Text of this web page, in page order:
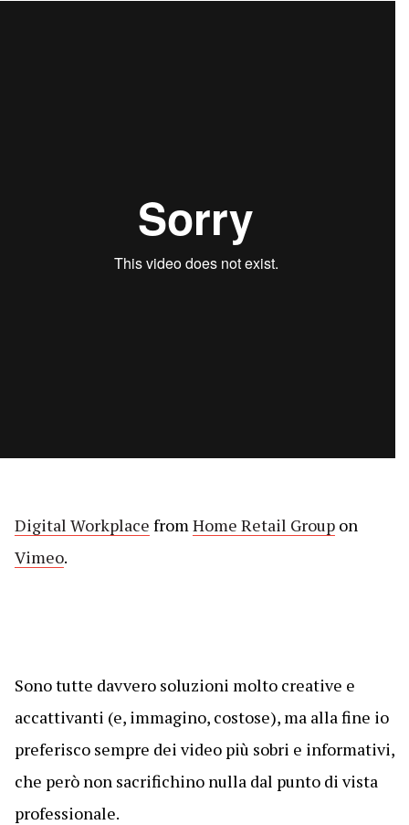
Digital Workplace fromHome Retail Groupon
Vimeo.
Sono tutte davvero soluzioni molto creative e
accattivanti (e, immagino, costose), ma alla fine io
preferisco sempre dei video più sobri e informativi,
che però non sacrifichino nulla dal punto di vista
professionale.